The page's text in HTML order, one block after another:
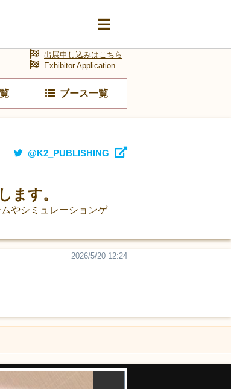
ブース一覧
出展申し込みはこちら
Exhibitor Application
@K2_PUBLISHING
ます。
やシミュレーションゲ
2026/5/20 12:24